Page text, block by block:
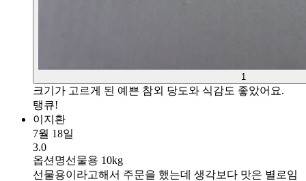
1
크기가 고르게 된 예쁜 참외 당도와 식감도 좋았어요.
탱큐!
이지환
7월 18일
3.0
옵션명선물용 10kg
선물용이라고해서 주문을 했는데 생각보다 맛은 별로임